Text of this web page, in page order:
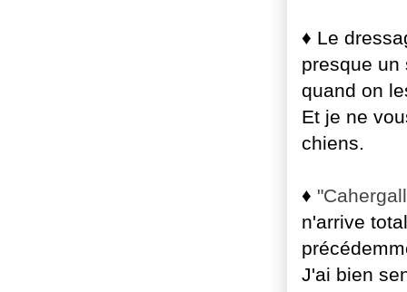
♦ Le
presque un
quand on
Et je ne
chiens.
♦
n'arrive
J'ai bien